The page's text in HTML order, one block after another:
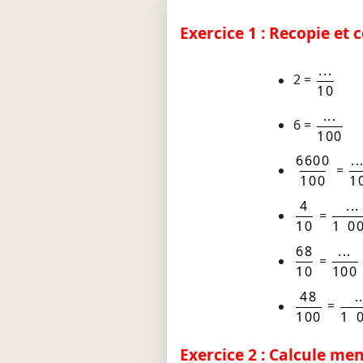
Exercice 1 : Recopie et
2 =
...
10
6 =
...
100
6600
100
=
...
4
10
=
...
1
68
10
=
...
100
48
100
=
1
Exercice 2 : Calcule